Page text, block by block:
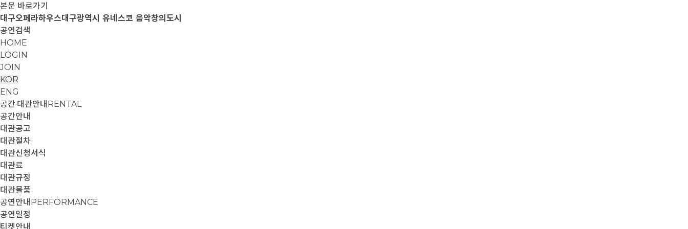
본문 바로가기
대구오페라하우스대구광역시 유네스코 음악창의도시
공연검색
HOME
LOGIN
JOIN
KOR
ENG
공간·대관안내 RENTAL
공간안내
대관공고
대관절차
대관신청서식
대관료
대관규정
대관물품
공연안내 PERFORMANCE
공연일정
티켓안내